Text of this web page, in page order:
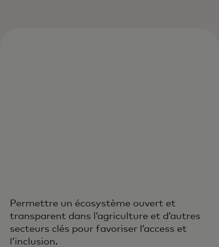
Permettre un écosystème ouvert et
transparent dans l’agriculture et d’autres
secteurs clés pour favoriser l’access et
l’inclusion.